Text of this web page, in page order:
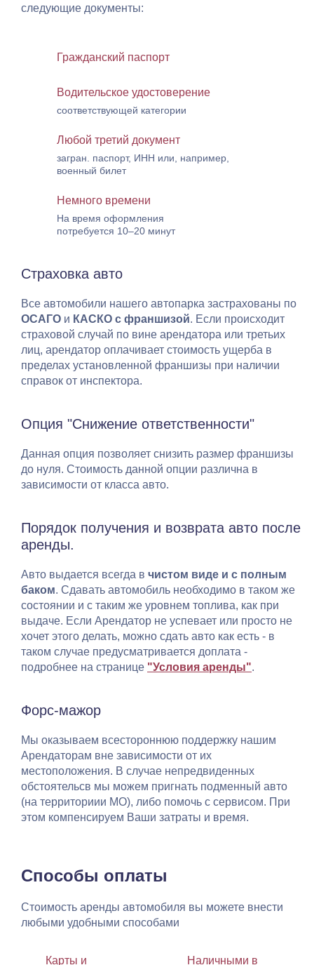
следующие документы:
Гражданский паспорт
Водительское удостоверение
соответствующей категории
Любой третий документ
загран. паспорт, ИНН или, например,
военный билет
Немного времени
На время оформления
потребуется 10–20 минут
Страховка авто
Все автомобили нашего автопарка застрахованы по
ОСАГО и КАСКО с франшизой. Если происходит
страховой случай по вине арендатора или третьих
лиц, арендатор оплачивает стоимость ущерба в
пределах установленной франшизы при наличии
справок от инспектора.
Опция "Снижение ответственности"
Данная опция позволяет снизить размер франшизы
до нуля. Стоимость данной опции различна в
зависимости от класса авто.
Порядок получения и возврата авто после
аренды.
Авто выдается всегда в чистом виде и с полным
баком. Сдавать автомобиль необходимо в таком же
состоянии и с таким же уровнем топлива, как при
выдаче. Если Арендатор не успевает или просто не
хочет этого делать, можно сдать авто как есть - в
таком случае предусматривается доплата -
подробнее на странице "Условия аренды".
Форс-мажор
Мы оказываем всестороннюю поддержку нашим
Арендаторам вне зависимости от их
местоположения. В случае непредвиденных
обстоятельсв мы можем пригнать подменный авто
(на территориии МО), либо помочь с сервисом. При
этом компенсируем Ваши затраты и время.
Способы оплаты
Стоимость аренды автомобиля вы можете внести
любыми удобными способами
Карты и Наличными в